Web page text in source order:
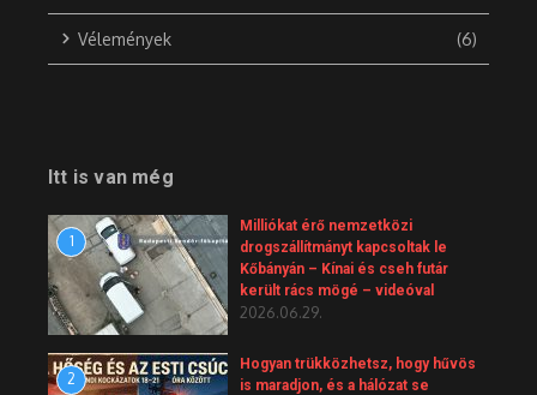
Vélemények (6)
Itt is van még
1
Milliókat érő nemzetközi
drogszállítmányt kapcsoltak le
Kőbányán – Kínai és cseh futár
került rács mögé – videóval
2026.06.29.
2
Hogyan trükközhetsz, hogy hűvös
is maradjon, és a hálózat se